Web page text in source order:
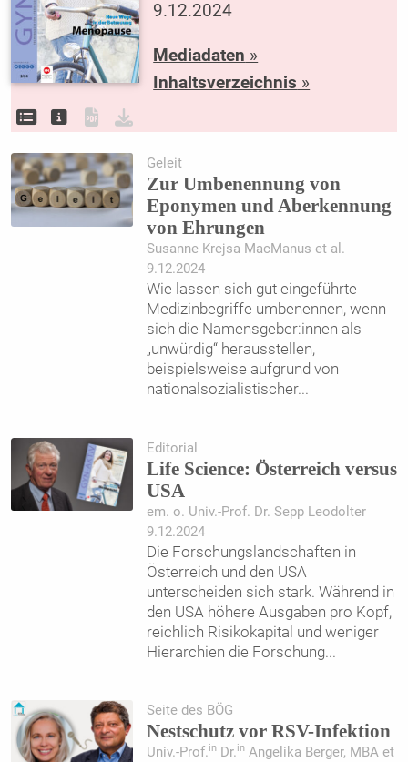
9.12.2024
Mediadaten »
Inhaltsverzeichnis »
Geleit
Zur Umbenennung von
Eponymen und Aberkennung
von Ehrungen
Susanne Krejsa MacManus et al.
9.12.2024
Wie lassen sich gut eingeführte
Medizinbegriffe umbenennen, wenn
sich die Namensgeber:innen als
„unwürdig“ herausstellen,
beispielsweise aufgrund von
nationalsozialistischer...
Editorial
Life Science: Österreich versus
USA
em. o. Univ.-Prof. Dr. Sepp Leodolter
9.12.2024
Die Forschungslandschaften in
Österreich und den USA
unterscheiden sich stark. Während in
den USA höhere Ausgaben pro Kopf,
reichlich Risikokapital und weniger
Hierarchien die Forschung...
Seite des BÖG
Nestschutz vor RSV-Infektion
Univ.-Prof.inDr.inAngelika Berger, MBA et